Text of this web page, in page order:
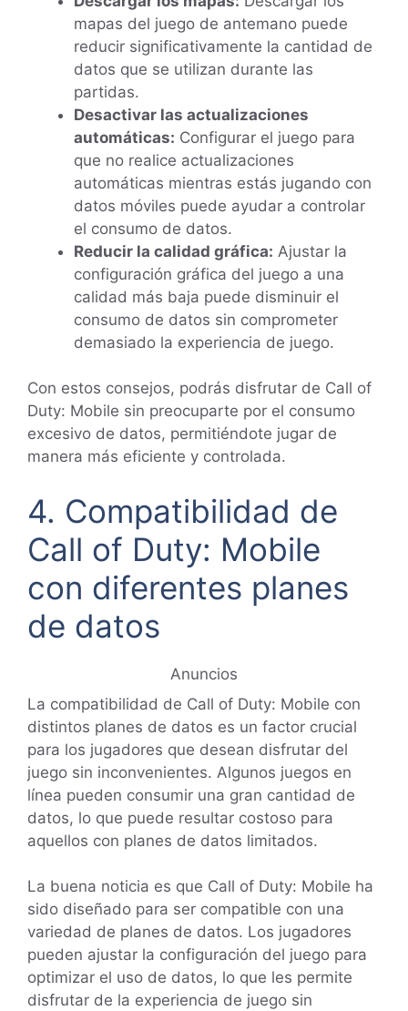
mapas del juego de antemano puede
reducir significativamente la cantidad de
datos que se utilizan durante las
partidas.
Desactivar las actualizaciones
automáticas: Configurar el juego para
que no realice actualizaciones
automáticas mientras estás jugando con
datos móviles puede ayudar a controlar
el consumo de datos.
Reducir la calidad gráfica: Ajustar la
configuración gráfica del juego a una
calidad más baja puede disminuir el
consumo de datos sin comprometer
demasiado la experiencia de juego.
Con estos consejos, podrás disfrutar de Call of
Duty: Mobile sin preocuparte por el consumo
excesivo de datos, permitiéndote jugar de
manera más eficiente y controlada.
4. Compatibilidad de
Call of Duty: Mobile
con diferentes planes
de datos
Anuncios
La compatibilidad de Call of Duty: Mobile con
distintos planes de datos es un factor crucial
para los jugadores que desean disfrutar del
juego sin inconvenientes. Algunos juegos en
línea pueden consumir una gran cantidad de
datos, lo que puede resultar costoso para
aquellos con planes de datos limitados.
La buena noticia es que Call of Duty: Mobile ha
sido diseñado para ser compatible con una
variedad de planes de datos. Los jugadores
pueden ajustar la configuración del juego para
optimizar el uso de datos, lo que les permite
disfrutar de la experiencia de juego sin